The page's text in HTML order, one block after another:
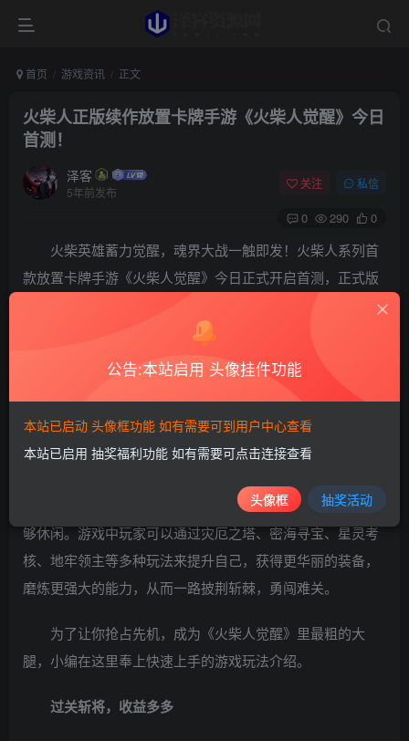
首页 游戏资讯 正文
火柴人正版续作放置卡牌手游《火柴人觉醒》今日
首测！
泽客
5年前发布
关注 私信
0 290 0
火柴英雄蓄力觉醒，魂界大战一触即发！火柴人系列首
款放置卡牌手游《火柴人觉醒》今日正式开启首测，正式版
《火柴人觉醒》继承了《火柴人联盟2》的正版IP，保留
了其广受喜爱的火柴人剪影画风与酷炫的战斗打击感，在此
玩家极致视听体验的同时，不肝不氪也能获得海量英雄，足
够休闲。游戏中玩家可以通过灾厄之塔、密海寻宝、星灵考
核、地牢领主等多种玩法来提升自己，获得更华丽的装备，
磨炼更强大的能力，从而一路披荆斩棘，勇闯难关。
为了让你抢占先机，成为《火柴人觉醒》里最粗的大
腿，小编在这里奉上快速上手的游戏玩法介绍。
过关斩将，收益多多
公告:本站启用 头像挂件功能
本站已启动 头像框功能 如有需要可到用户中心查看
本站已启用 抽奖福利功能 如有需要可点击连接查看
头像框 抽奖活动